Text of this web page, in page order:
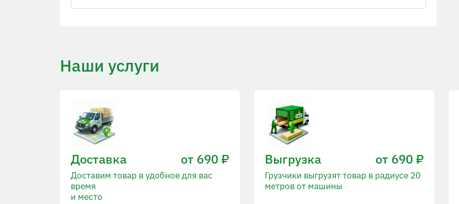
Наши услуги
Доставка от 690 ₽
Доставим товар в удобное для вас
время
и место
Выгрузка от 690 ₽
Грузчики выгрузят товар в радиусе 20
метров от машины